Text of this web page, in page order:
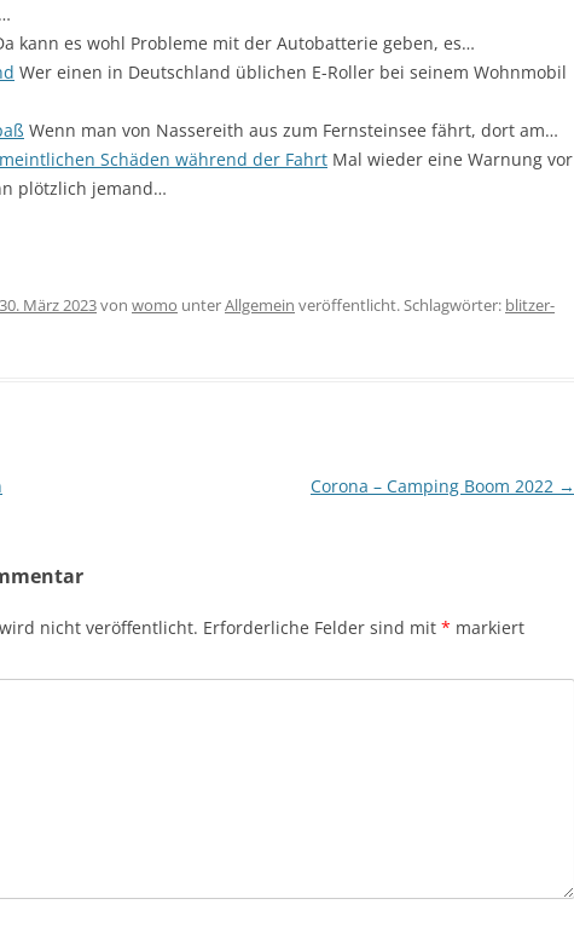
kann es wohl Probleme mit der Autobatterie geben, es…
Wer einen in Deutschland üblichen E-Roller bei seinem Wohnmobil
Wenn man von Nassereith aus zum Fernsteinsee fährt, dort am…
Schäden während der Fahrt Mal wieder eine Warnung vor
plötzlich jemand…
30. März 2023von womo unterAllgemein veröffentlicht. Schlagwörter: blitzer-
Corona – Camping Boom 2022 →
nicht veröffentlicht. Erforderliche Felder sind mit * markiert